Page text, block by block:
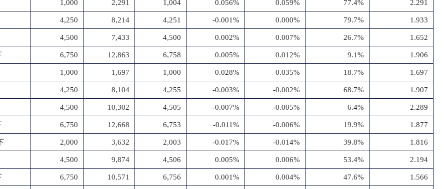
1,000 2,291 1,004 0.056% 0.059% 77.4% 2.291
4,250 8,214 4,251 -0.001% 0.000% 79.7% 1.933
4,500 7,433 4,500 0.002% 0.007% 26.7% 1.652
6,750 12,863 6,758 0.005% 0.012% 9.1% 1.906
1,000 1,697 1,000 0.028% 0.035% 18.7% 1.697
4,250 8,104 4,255 -0.003% -0.002% 68.7% 1.907
4,500 10,302 4,505 -0.007% -0.005% 6.4% 2.289
6,750 12,668 6,753 -0.011% -0.006% 19.9% 1.877
2,000 3,632 2,003 -0.017% -0.014% 39.8% 1.816
4,500 9,874 4,506 0.005% 0.006% 53.4% 2.194
6,750 10,571 6,756 0.001% 0.004% 47.6% 1.566